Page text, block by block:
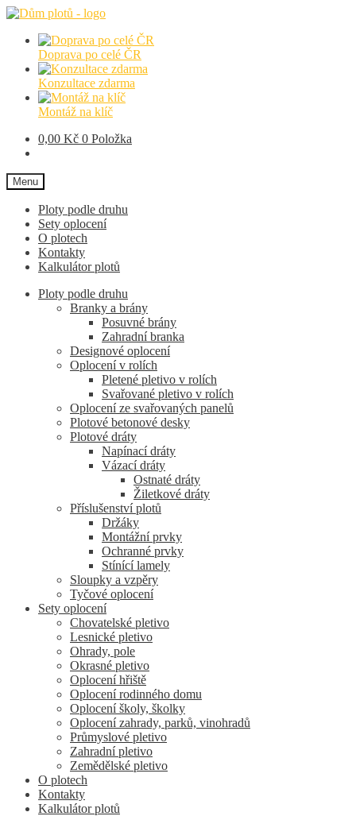
Přeskočit
navigaci
Přejít
obsahu
Doprava po celé ČR
Konzultace zdarma
Montáž na klíč
0,00 Kč 0 Položka
Menu
Ploty podle druhu
Sety oplocení
O plotech
Kontakty
Kalkulátor plotů
Ploty podle druhu
Branky a brány
Posuvné brány
Zahradní branka
Designové oplocení
Oplocení v rolích
Pletené pletivo v rolích
Svařované pletivo v rolích
Oplocení ze svařovaných panelů
Plotové betonové desky
Plotové dráty
Napínací dráty
Vázací dráty
Ostnaté dráty
Žiletkové dráty
Příslušenství plotů
Držáky
Montážní prvky
Ochranné prvky
Stínící lamely
Sloupky a vzpěry
Tyčové oplocení
Sety oplocení
Chovatelské pletivo
Lesnické pletivo
Ohrady, pole
Okrasné pletivo
Oplocení hřiště
Oplocení rodinného domu
Oplocení školy, školky
Oplocení zahrady, parků, vinohradů
Průmyslové pletivo
Zahradní pletivo
Zemědělské pletivo
O plotech
Kontakty
Kalkulátor plotů